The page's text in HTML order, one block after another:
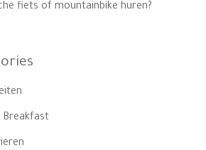
fiets of mountainbike huren?
Breakfast